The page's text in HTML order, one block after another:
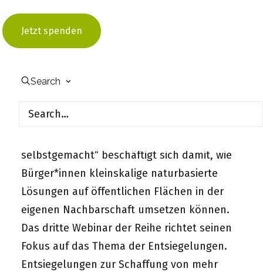
Jetzt spenden
Search
Mittel dar. Während sich Kommunen oftmals
auf großflächige Maßnahmen in diesem
mit gezielten Maßnahmen auf kleineren
leisten.
selbstgemacht“ beschäftigt sich damit, wie
Bürger*innen kleinskalige naturbasierte
Lösungen auf öffentlichen Flächen in der
eigenen Nachbarschaft umsetzen können.
Das dritte Webinar der Reihe richtet seinen
Fokus auf das Thema der Entsiegelungen.
Entsiegelungen zur Schaffung von mehr